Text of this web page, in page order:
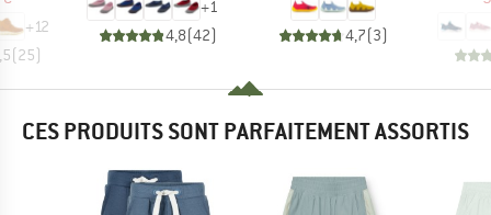
+12
(25)
+1
4,8(42) 4,7(3)
CES PRODUITS SONT PARFAITEMENT ASSORTIS